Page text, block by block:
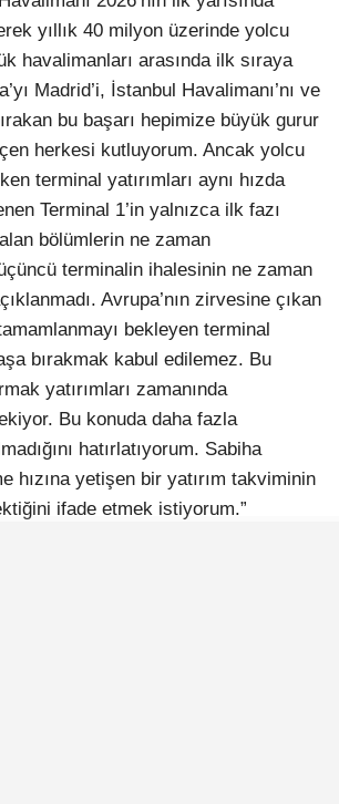
yıllık 40 milyon üzerinde yolcu
havalimanları arasında ilk sıraya
Madrid’i, İstanbul Havalimanı’nı ve
bu başarı hepimize büyük gurur
herkesi kutluyorum. Ancak yolcu
terminal yatırımları aynı hızda
Terminal 1’in yalnızca ilk fazı
bölümlerin ne zaman
terminalin ihalesinin ne zaman
Avrupa’nın zirvesine çıkan
bekleyen terminal
bırakmak kabul edilemez. Bu
yatırımları zamanında
Bu konuda daha fazla
hatırlatıyorum. Sabiha
hızına yetişen bir yatırım takviminin
ifade etmek istiyorum.”​​​​​​​​​​​​​​​​​​​​​​​​​​​​​​​​​​​​​​​​​​​​​​​​​​